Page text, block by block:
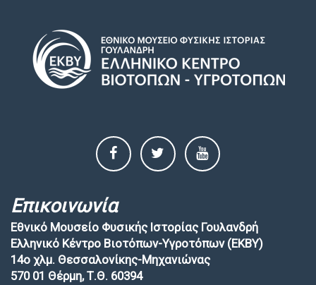
Επικοινωνία
Εθνικό Μουσείο Φυσικής Ιστορίας Γουλανδρή
Ελληνικό Κέντρο Βιοτόπων-Υγροτόπων (EKBY)
14ο χλμ. Θεσσαλονίκης-Μηχανιώνας
570 01 Θέρμη, Τ.Θ. 60394